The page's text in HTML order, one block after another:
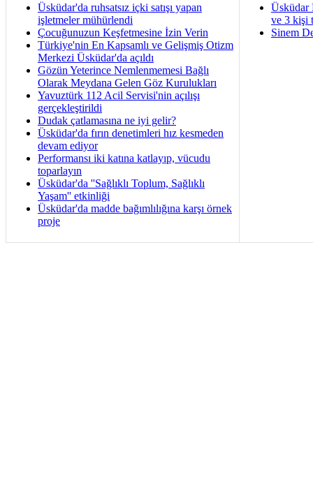
Üsküdar'da ruhsatsız içki satışı yapan
işletmeler mühürlendi
Çocuğunuzun Keşfetmesine İzin Verin
Türkiye'nin En Kapsamlı ve Gelişmiş Otizm
Merkezi Üsküdar'da açıldı
Gözün Yeterince Nemlenmemesi Bağlı
Olarak Meydana Gelen Göz Kurulukları
Yavuztürk 112 Acil Servisi'nin açılışı
gerçekleştirildi
Dudak çatlamasına ne iyi gelir?
Üsküdar'da fırın denetimleri hız kesmeden
devam ediyor
Performansı iki katına katlayıp, vücudu
toparlayın
Üsküdar'da ''Sağlıklı Toplum, Sağlıklı
Yaşam'' etkinliği
Üsküdar'da madde bağımlılığına karşı örnek
proje
Üsküdar
ve 3 kişi
Sinem